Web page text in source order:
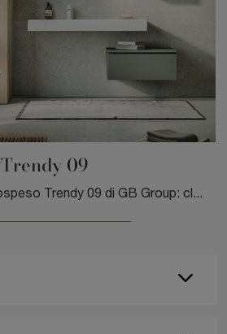
Trendy 09
Mobile da Bagno sospeso Trendy 09 di GB Group: clicca e scopri di più su mobili bagno sospesi in laminato e accessori della firma.